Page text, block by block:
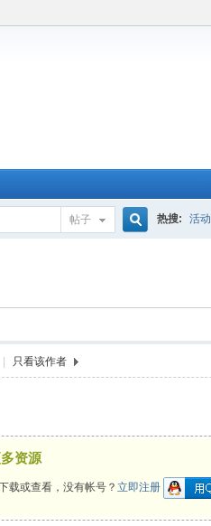
帖子 热搜: 活动
只看该作者
资源
载或查看，没有帐号？立即注册